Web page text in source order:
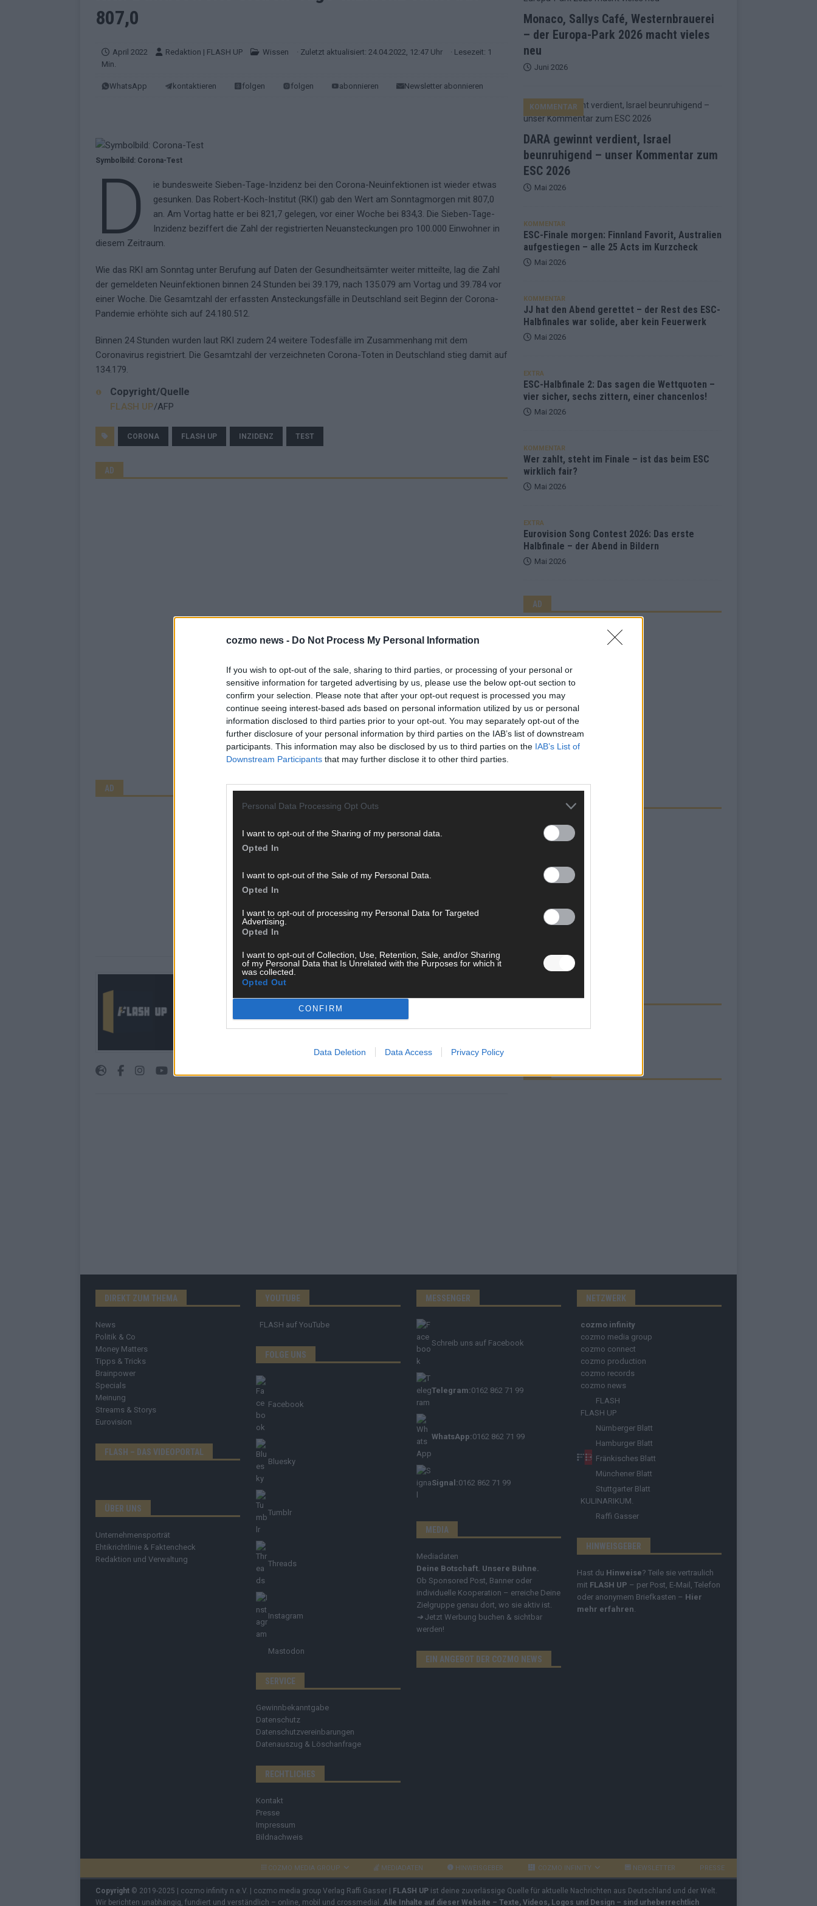
cozmo news - Do Not Process My Personal Information
If you wish to opt-out of the sale, sharing to third parties, or processing of your personal or
sensitive information for targeted advertising by us, please use the below opt-out section to
confirm your selection. Please note that after your opt-out request is processed you may
continue seeing interest-based ads based on personal information utilized by us or personal
information disclosed to third parties prior to your opt-out. You may separately opt-out of the
further disclosure of your personal information by third parties on the IAB’s list of downstream
participants. This information may also be disclosed by us to third parties on the IAB’s List of
Downstream Participants that may further disclose it to other third parties.
Personal Data Processing Opt Outs
I want to opt-out of the Sharing of my personal data.
Opted In
I want to opt-out of the Sale of my Personal Data.
Opted In
I want to opt-out of processing my Personal Data for Targeted
Advertising.
Opted In
I want to opt-out of Collection, Use, Retention, Sale, and/or Sharing
of my Personal Data that Is Unrelated with the Purposes for which it
was collected.
Opted Out
CONFIRM
Data Deletion Data Access Privacy Policy
KOMMENTAR
EUROVISION
KOMMENTAR
[ Juni 2026 ] Monaco, Sallys Café, Westernbrauerei – der Europa-Park 2026 macht vieles neu EXTRA
[ Mai 2026 ] DARA gewinnt verdient, Israel beunruhigend – unser Kommentar zum ESC 2026
807,0
April 2022 Redaktion | FLASH UP Wissen · Zuletzt aktualisiert: 24.04.2022, 12:47 Uhr
· Lesezeit: 1
Min.
WhatsApp kontaktieren folgen folgen abonnieren Newsletter abonnieren
Symbolbild: Corona-Test
D
ie bundesweite Sieben-Tage-Inzidenz bei den Corona-Neuinfektionen ist wieder etwas
gesunken. Das Robert-Koch-Institut (RKI) gab den Wert am Sonntagmorgen mit 807,0
an. Am Vortag hatte er bei 821,7 gelegen, vor einer Woche bei 834,3. Die Sieben-Tage-
Inzidenz beziffert die Zahl der registrierten Neuansteckungen pro 100.000 Einwohner in
diesem Zeitraum.
Wie das RKI am Sonntag unter Berufung auf Daten der Gesundheitsämter weiter mitteilte, lag die Zahl
der gemeldeten Neuinfektionen binnen 24 Stunden bei 39.179, nach 135.079 am Vortag und 39.784 vor
einer Woche. Die Gesamtzahl der erfassten Ansteckungsfälle in Deutschland seit Beginn der Corona-
Pandemie erhöhte sich auf 24.180.512.
Binnen 24 Stunden wurden laut RKI zudem 24 weitere Todesfälle im Zusammenhang mit dem
Coronavirus registriert. Die Gesamtzahl der verzeichneten Corona-Toten in Deutschland stieg damit auf
134.179.
Copyright/Quelle
FLASH UP/AFP
CORONA FLASH UP INZIDENZ TEST
AD
AD
Über Redaktion | FLASH UP
Hier schreiben, posten und kuratieren unsere Redakteur alles, was euch wirklich
interessiert! Wir sind das Team hinter den News, Storys und Videos, die ihr auf
Monaco, Sallys Café, Westernbrauerei
– der Europa-Park 2026 macht vieles
neu
Juni 2026
DARA gewinnt verdient, Israel
beunruhigend – unser Kommentar zum
ESC 2026
KOMMENTAR
Mai 2026
KOMMENTAR
ESC-Finale morgen: Finnland Favorit, Australien
aufgestiegen – alle 25 Acts im Kurzcheck
Mai 2026
KOMMENTAR
JJ hat den Abend gerettet – der Rest des ESC-
Halbfinales war solide, aber kein Feuerwerk
Mai 2026
EXTRA
ESC-Halbfinale 2: Das sagen die Wettquoten –
vier sicher, sechs zittern, einer chancenlos!
Mai 2026
KOMMENTAR
Wer zahlt, steht im Finale – ist das beim ESC
wirklich fair?
Mai 2026
EXTRA
Eurovision Song Contest 2026: Das erste
Halbfinale – der Abend in Bildern
Mai 2026
AD
CHECK UNS AUF FACEBOOK
DIREKT ZUM THEMA
News
Politik & Co
Money Matters
Tipps & Tricks
Brainpower
Specials
Meinung
Streams & Storys
Eurovision
FLASH – DAS VIDEOPORTAL
ÜBER UNS
Unternehmensporträt
Ehtikrichtlinie & Faktencheck
Redaktion und Verwaltung
YOUTUBE
FLASH auf YouTube
FOLGE UNS
Facebook
Bluesky
Tumblr
Threads
Instagram
Mastodon
SERVICE
Gewinnbekanntgabe
Datenschutz
Datenschutzvereinbarungen
Datenauszug & Löschanfrage
RECHTLICHES
Kontakt
Presse
Impressum
Bildnachweis
MESSENGER
Schreib uns auf Facebook
Telegram:0162 862 71 99
WhatsApp:0162 862 71 99
Signal:0162 862 71 99
MEDIA
Mediadaten
Deine Botschaft. Unsere Bühne.
Ob Sponsored Post, Banner oder
individuelle Kooperation – erreiche Deine
Zielgruppe genau dort, wo sie aktiv ist.
➔ Jetzt Werbung buchen & sichtbar
werden!
EIN ANGEBOT DER COZMO NEWS
NETZWERK
cozmo infinity
cozmo media group
cozmo connect
cozmo production
cozmo records
cozmo news
FLASH
FLASH UP
Nürnberger Blatt
Hamburger Blatt
Fränkisches Blatt
Münchener Blatt
Stuttgarter Blatt
KULINARIKUM.
Raffi Gasser
HINWEISGEBER
Hast du Hinweise? Teile sie vertraulich
mit FLASH UP – per Post, E-Mail, Telefon
oder anonymem Briefkasten – Hier
mehr erfahren
COZMO MEDIA GROUP MEDIADATEN HINWEISGEBER COZMO INFINITY NEWSLETTER PRESSE
Copyright © 2019-2025 | cozmo infinity n.e.V. | cozmo media group Verlag Raffi Gasser | FLASH UP ist deine zuverlässige Quelle für aktuelle Nachrichten aus Deutschland und der Welt.
Wir berichten unabhängig, fundiert und verständlich – online, mobil und crossmedial. Alle Inhalte auf dieser Website – Texte, Videos, Logos und Design – sind urheberrechtlich